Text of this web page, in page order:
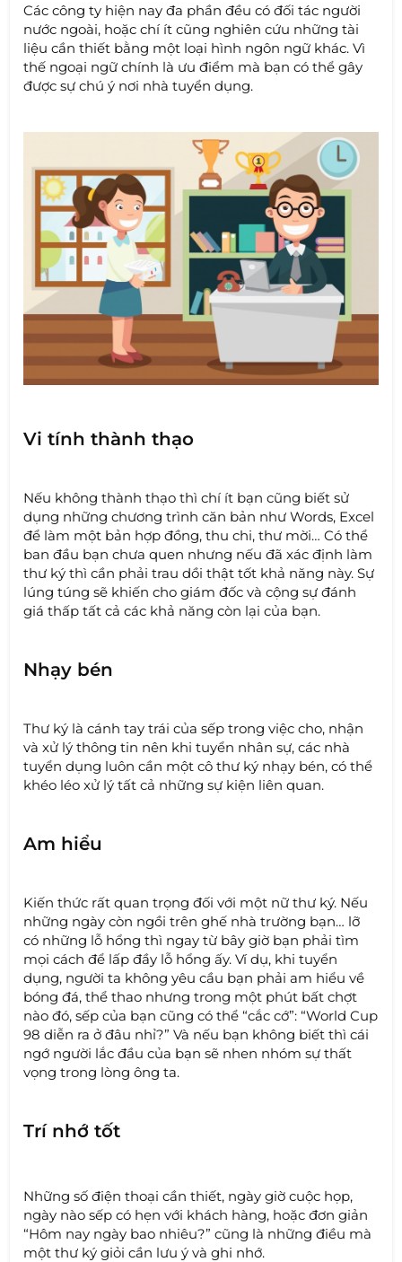
Các công ty hiện nay đa phần đều có đối tác người
nước ngoài, hoặc chí ít cũng nghiên cứu những tài
liệu cần thiết bằng một loại hình ngôn ngữ khác. Vì
thế ngoại ngữ chính là ưu điểm mà bạn có thể gây
được sự chú ý nơi nhà tuyển dụng.
Vi tính thành thạo
Nếu không thành thạo thì chí ít bạn cũng biết sử
dụng những chương trình căn bản như Words, Excel
để làm một bản hợp đồng, thu chi, thư mời… Có thể
ban đầu bạn chưa quen nhưng nếu đã xác định làm
thư ký thì cần phải trau dồi thật tốt khả năng này. Sự
lúng túng sẽ khiến cho giám đốc và cộng sự đánh
giá thấp tất cả các khả năng còn lại của bạn.
Nhạy bén
Thư ký là cánh tay trái của sếp trong việc cho, nhận
và xử lý thông tin nên khi tuyển nhân sự, các nhà
tuyển dụng luôn cần một cô thư ký nhạy bén, có thể
khéo léo xử lý tất cả những sự kiện liên quan.
Am hiểu
Kiến thức rất quan trọng đối với một nữ thư ký. Nếu
những ngày còn ngồi trên ghế nhà trường bạn… lỡ
có những lỗ hổng thì ngay từ bây giờ bạn phải tìm
mọi cách để lấp đầy lỗ hổng ấy. Ví dụ, khi tuyển
dụng, người ta không yêu cầu bạn phải am hiểu về
bóng đá, thể thao nhưng trong một phút bất chợt
nào đó, sếp của bạn cũng có thể “cắc cớ”: “World Cup
98 diễn ra ở đâu nhỉ?” Và nếu bạn không biết thì cái
ngớ người lắc đầu của bạn sẽ nhen nhóm sự thất
vọng trong lòng ông ta.
Trí nhớ tốt
Những số điện thoại cần thiết, ngày giờ cuộc họp,
ngày nào sếp có hẹn với khách hàng, hoặc đơn giản
“Hôm nay ngày bao nhiêu?” cũng là những điều mà
một thư ký giỏi cần lưu ý và ghi nhớ.